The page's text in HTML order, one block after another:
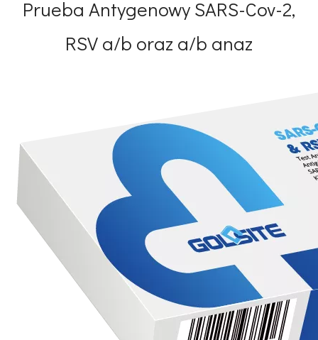
Prueba Antygenowy SARS-Cov-2,
RSV a/b oraz a/b anaz